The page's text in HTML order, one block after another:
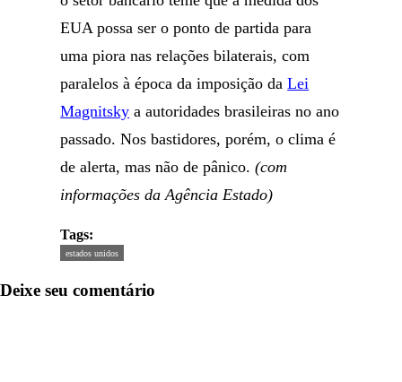
EUA possa ser o ponto de partida para
uma piora nas relações bilaterais, com
paralelos à época da imposição daLei
Magnitsky a autoridades brasileiras no ano
passado. Nos bastidores, porém, o clima é
de alerta, mas não de pânico.(com
informações da Agência Estado)
Tags:
estados unidos
Deixe seu comentário